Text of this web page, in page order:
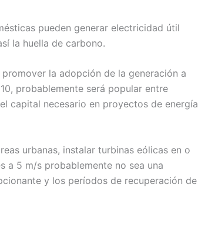
pueden generar electricidad útil
la huella de carbono.
la adopción de la generación a
probablemente será popular entre
capital necesario en proyectos de energía
urbanas, instalar turbinas eólicas en o
a 5 m/s probablemente no sea una
y los períodos de recuperación de